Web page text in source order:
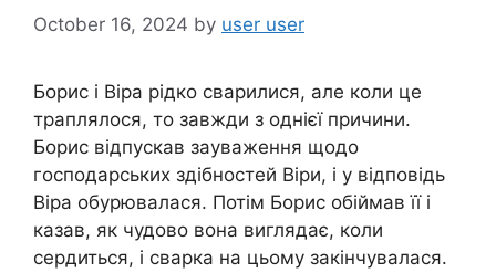
October 16, 2024 by user user
Борис і Віра рідко сварилися, але коли це
траплялося, то завжди з однієї причини.
Борис відпускав зауваження щодо
господарських здібностей Віри, і у відповідь
Віра обурювалася. Потім Борис обіймав її і
казав, як чудово вона виглядає, коли
сердиться, і сварка на цьому закінчувалася.